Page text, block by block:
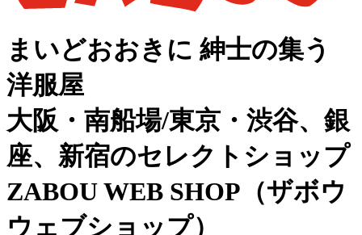
まいどおおきに 紳士の集う
洋服屋
大阪・南船場/東京・渋谷、銀
座、新宿のセレクトショップ
ZABOU WEB SHOP（ザボウ
ウェブショップ）